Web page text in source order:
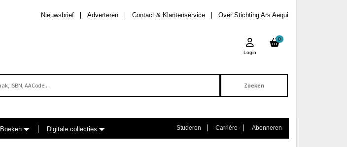
Over Stichting Ars Aequi
Contact & Klantenservice
Adverteren
Nieuwsbrief
0
Login
Boeken Digitale collecties Studeren Carrière Abonneren